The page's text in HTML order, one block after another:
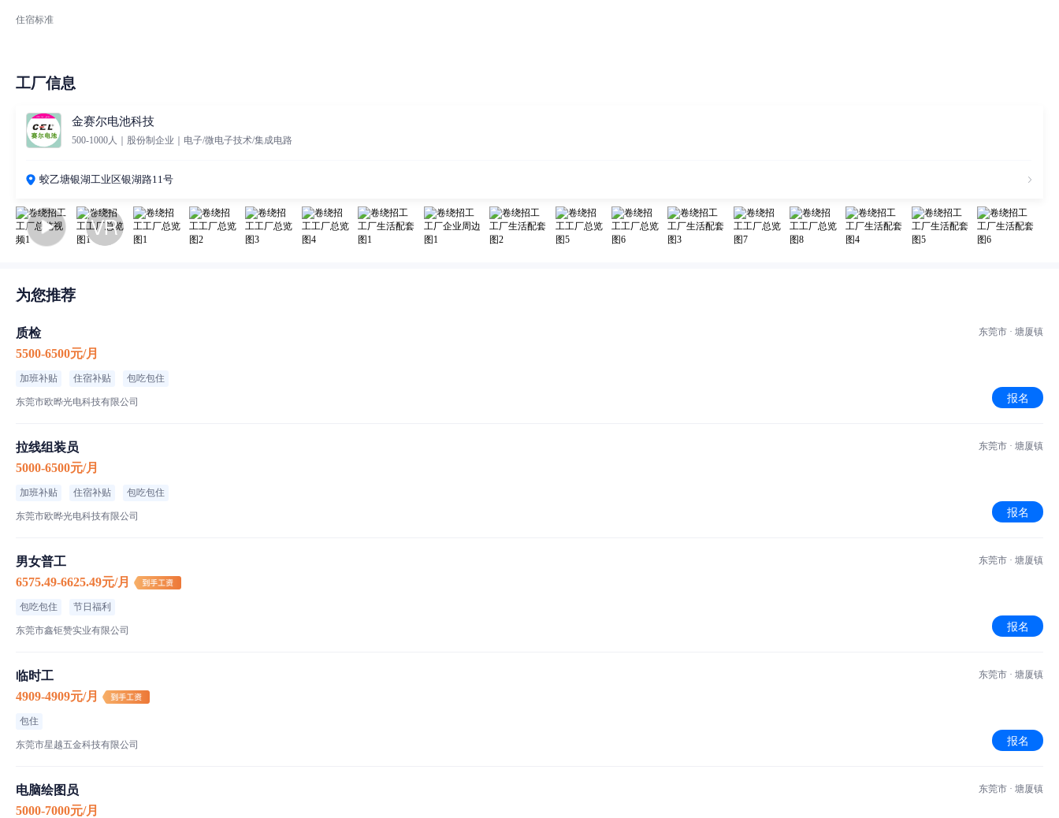
住宿标准
工厂信息
金赛尔电池科技
500-1000人｜股份制企业｜电子/微电子技术/集成电路
蛟乙塘银湖工业区银湖路11号
为您推荐
质检
5500-6500元/月
加班补贴 住宿补贴 包吃包住
东莞市欧晔光电科技有限公司
东莞市 · 塘厦镇
报名
拉线组装员
5000-6500元/月
加班补贴 住宿补贴 包吃包住
东莞市欧晔光电科技有限公司
东莞市 · 塘厦镇
报名
男女普工
6575.49-6625.49元/月
包吃包住 节日福利
东莞市鑫钜赞实业有限公司
东莞市 · 塘厦镇
报名
临时工
4909-4909元/月
包住
东莞市星越五金科技有限公司
东莞市 · 塘厦镇
报名
电脑绘图员
5000-7000元/月
东莞市 · 塘厦镇